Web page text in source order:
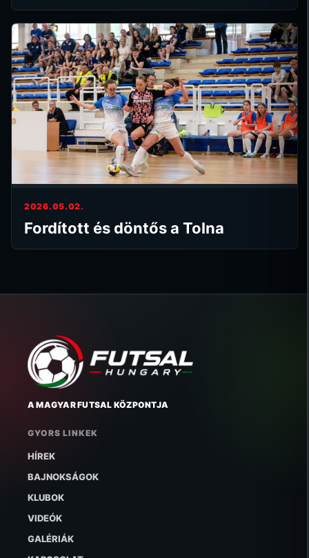
2026.05.02.
Fordított és döntős a Tolna
A MAGYAR FUTSAL KÖZPONTJA
GYORS LINKEK
HÍREK
BAJNOKSÁGOK
KLUBOK
VIDEÓK
GALÉRIÁK